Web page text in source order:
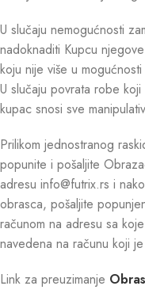
U slučaju nemogućnosti
nadoknaditi Kupcu
koju nije više u
U slučaju povrata robe
kupac snosi sve
Prilikom jednostranog
popunite i pošaljite
adresu info@futrix.rs i
obrasca, pošaljite
računom na adresu sa
navedena na računu koji
Link za preuzimanje